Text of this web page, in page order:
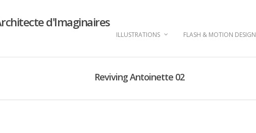
d'Imaginaires
ILLUSTRATIONS FLASH & MOTION DESIGN
Reviving Antoinette 02